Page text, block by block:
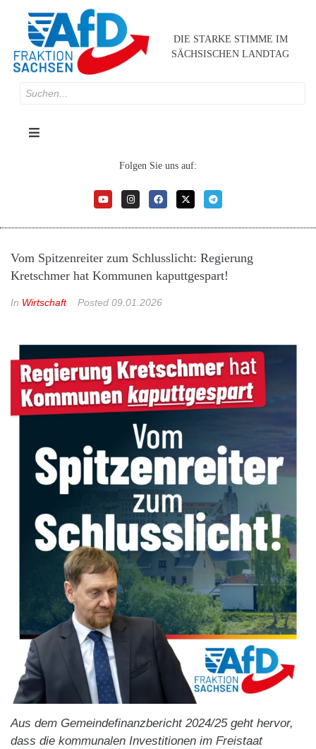
DIE STARKE STIMME IM
SÄCHSISCHEN LANDTAG
Folgen Sie uns auf:
Vom Spitzenreiter zum Schlusslicht: Regierung
Kretschmer hat Kommunen kaputtgespart!
In Wirtschaft Posted 09.01.2026
Aus dem Gemeindefinanzbericht 2024/25 geht hervor,
dass die kommunalen Investitionen im Freistaat